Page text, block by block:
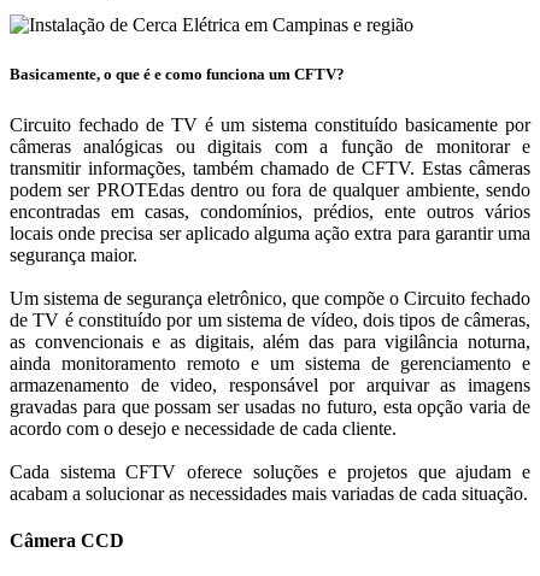
Basicamente, o que é e como funciona um CFTV?
Circuito fechado de TV é um sistema constituído basicamente por
câmeras analógicas ou digitais com a função de monitorar e
transmitir informações, também chamado de CFTV. Estas câmeras
podem ser PROTEdas dentro ou fora de qualquer ambiente, sendo
encontradas em casas, condomínios, prédios, ente outros vários
locais onde precisa ser aplicado alguma ação extra para garantir uma
segurança maior.
Um sistema de segurança eletrônico, que compõe o Circuito fechado
de TV é constituído por um sistema de vídeo, dois tipos de câmeras,
as convencionais e as digitais, além das para vigilância noturna,
ainda monitoramento remoto e um sistema de gerenciamento e
armazenamento de video, responsável por arquivar as imagens
gravadas para que possam ser usadas no futuro, esta opção varia de
acordo com o desejo e necessidade de cada cliente.
Cada sistema CFTV oferece soluções e projetos que ajudam e
acabam a solucionar as necessidades mais variadas de cada situação.
Câmera CCD